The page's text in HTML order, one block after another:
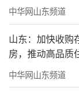
中华网山东频道
山东：加快收购
房，推动高品质
中华网山东频道